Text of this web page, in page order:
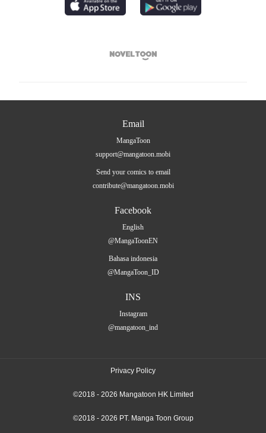

Email
MangaToon
support@mangatoon.mobi
Send your comics to email
contribute@mangatoon.mobi
Facebook
English
@MangaToonEN
Bahasa indonesia
@MangaToon_ID
INS
Instagram
@mangatoon_ind
Privacy Policy
©2018 - 2026 Mangatoon HK Limited
©2018 - 2026 PT. Manga Toon Group